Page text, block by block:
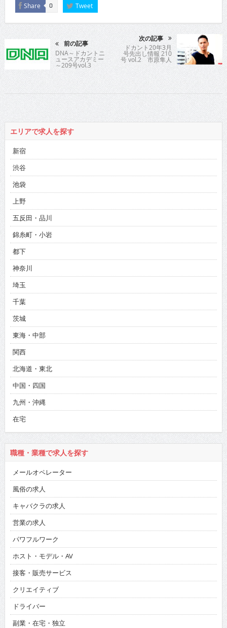
Share 0 Tweet
前の記事
DNA～ドカントニ
ュースアカデミー
～209号vol.3
次の記事
ドカント20年3月
号先出し情報 210
号 vol.2 市原隼人
さん
エリアで求人を探す
新宿
渋谷
池袋
上野
五反田・品川
錦糸町・小岩
都下
神奈川
埼玉
千葉
茨城
東海・中部
関西
北海道・東北
中国・四国
九州・沖縄
在宅
職種・業種で求人を探す
メールオペレーター
風俗の求人
キャバクラの求人
営業の求人
パワフルワーク
ホスト・モデル・AV
接客・販売サービス
クリエイティブ
ドライバー
副業・在宅・独立